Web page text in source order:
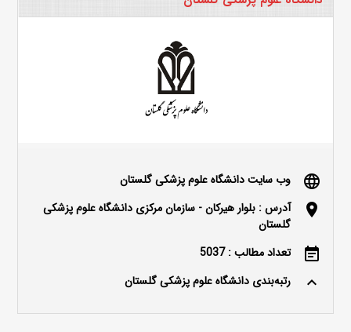
language وب سایت دانشگاه علوم پزشکی گلستان
location_on
آدرس : بلوار هیرکان - سازمان مرکزی دانشگاه علوم پزشکی
گلستان
event_note تعداد مطالب : 5037
keyboard_arrow_up رتبه‌بندی دانشگاه علوم پزشکی گلستان